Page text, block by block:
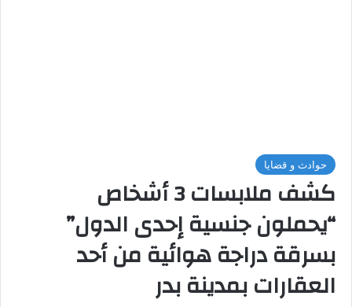
حوادث و قضايا
كشف ملابسات 3 أشخاص
“يحملون جنسية إحدى الدول”
بسرقة دراجة هوائية من أحد
العقارات بمدينة بدر